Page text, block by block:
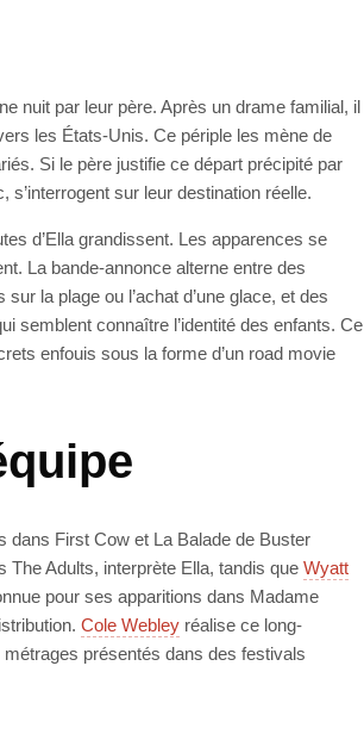
nuit par leur père. Après un drame familial, il
les États-Unis. Ce périple les mène de
Si le père justifie ce départ précipité par
sur leur destination réelle.
d’Ella grandissent. Les apparences se
La bande-annonce alterne entre des
la plage ou l’achat d’une glace, et des
semblent connaître l’identité des enfants. Ce
enfouis sous la forme d’un road movie
dans First Cow et La Balade de Buster
The Adults, interprète Ella, tandis que Wyatt
pour ses apparitions dans Madame
Cole Webley réalise ce long-
présentés dans des festivals